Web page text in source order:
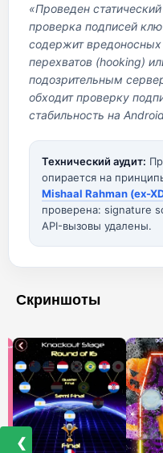
«Проведен
проверка подписей
содержит
перехватов (hooking)
подозрительным
обходит проверку
стабильность на
Технический аудит:
опирается на
Mishaal Rahman (ex-
проверена: signature
API-вызовы удалены.
Скриншоты
❮